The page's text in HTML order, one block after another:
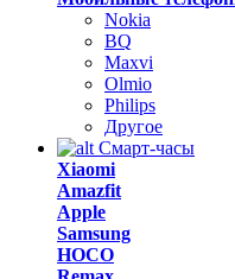
Nokia
BQ
Maxvi
Olmio
Philips
Другое
Смарт-часы
Xiaomi
Amazfit
Apple
Samsung
HOCO